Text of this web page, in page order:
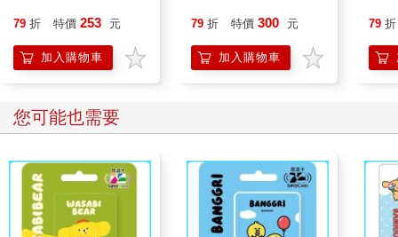
【DATA】
BLAXSMITH
地址：東京都澀谷區神南1-15-112
電話：03-3780-7718
交通：JR─澀谷站八公口出站，順著西武百貨方向走到PARCO，
再往澀谷公會堂方向走約五分鐘
79 折 特價 253 元
加入購物車
79 折 特價 300 元
加入購物車
79 折
您可能也需要